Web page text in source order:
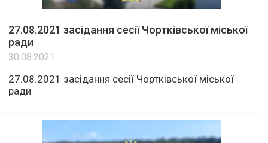
27.08.2021 засідання сесії Чортківської міської
ради
30.08.2021
27.08.2021 засідання сесії Чортківської міської
ради